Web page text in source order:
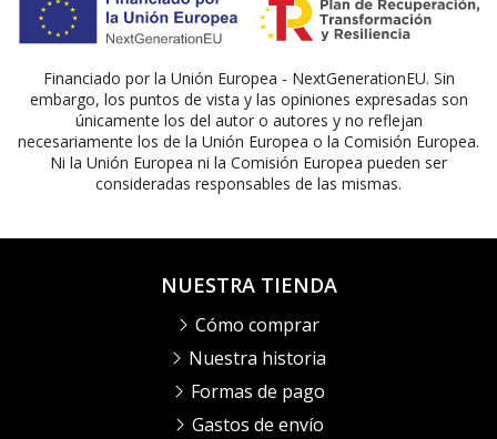
Financiado por la Unión Europea - NextGenerationEU. Sin
embargo, los puntos de vista y las opiniones expresadas son
únicamente los del autor o autores y no reflejan
necesariamente los de la Unión Europea o la Comisión Europea.
Ni la Unión Europea ni la Comisión Europea pueden ser
consideradas responsables de las mismas.
NUESTRA TIENDA
Cómo comprar
Nuestra historia
Formas de pago
Gastos de envío